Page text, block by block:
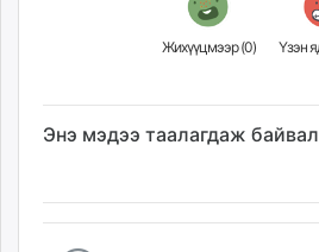
Жихүүцмээр (0)
Энэ мэдээ таалагдаж байвал